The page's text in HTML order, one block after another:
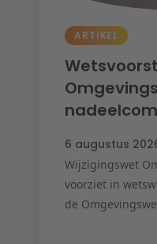
ARTIKEL
6 augustus
Wijzigingswet
voorziet in
de